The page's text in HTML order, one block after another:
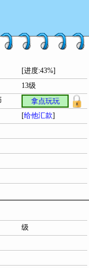
[进度:43%]
13级
拿点玩玩
[给他汇款]
级